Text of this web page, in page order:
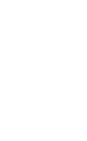
거주 1주택 등 여론
명 부상